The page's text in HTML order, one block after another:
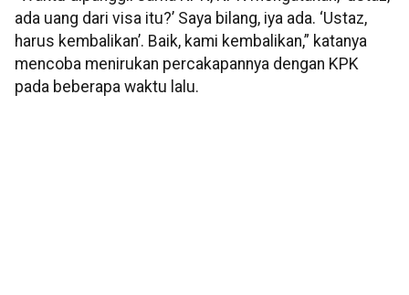
ada uang dari visa itu?’ Saya bilang, iya ada. ‘Ustaz,
harus kembalikan’. Baik, kami kembalikan,” katanya
mencoba menirukan percakapannya dengan KPK
pada beberapa waktu lalu.